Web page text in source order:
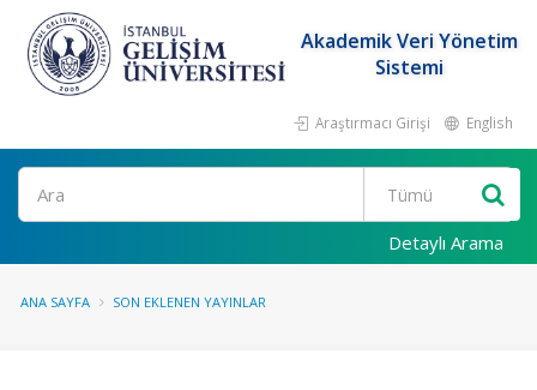
Akademik Veri Yönetim
Sistemi
Araştırmacı Girişi English
Ara
Detaylı Arama
ANA SAYFA SON EKLENEN YAYINLAR